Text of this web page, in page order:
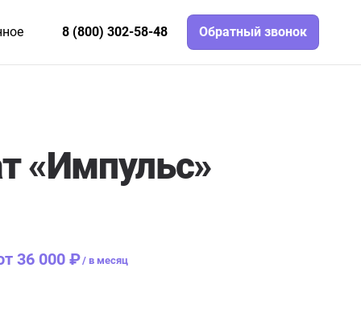
8 (800) 302-58-48 Обратный звонок
«Импульс»
36 000 ₽/ в месяц